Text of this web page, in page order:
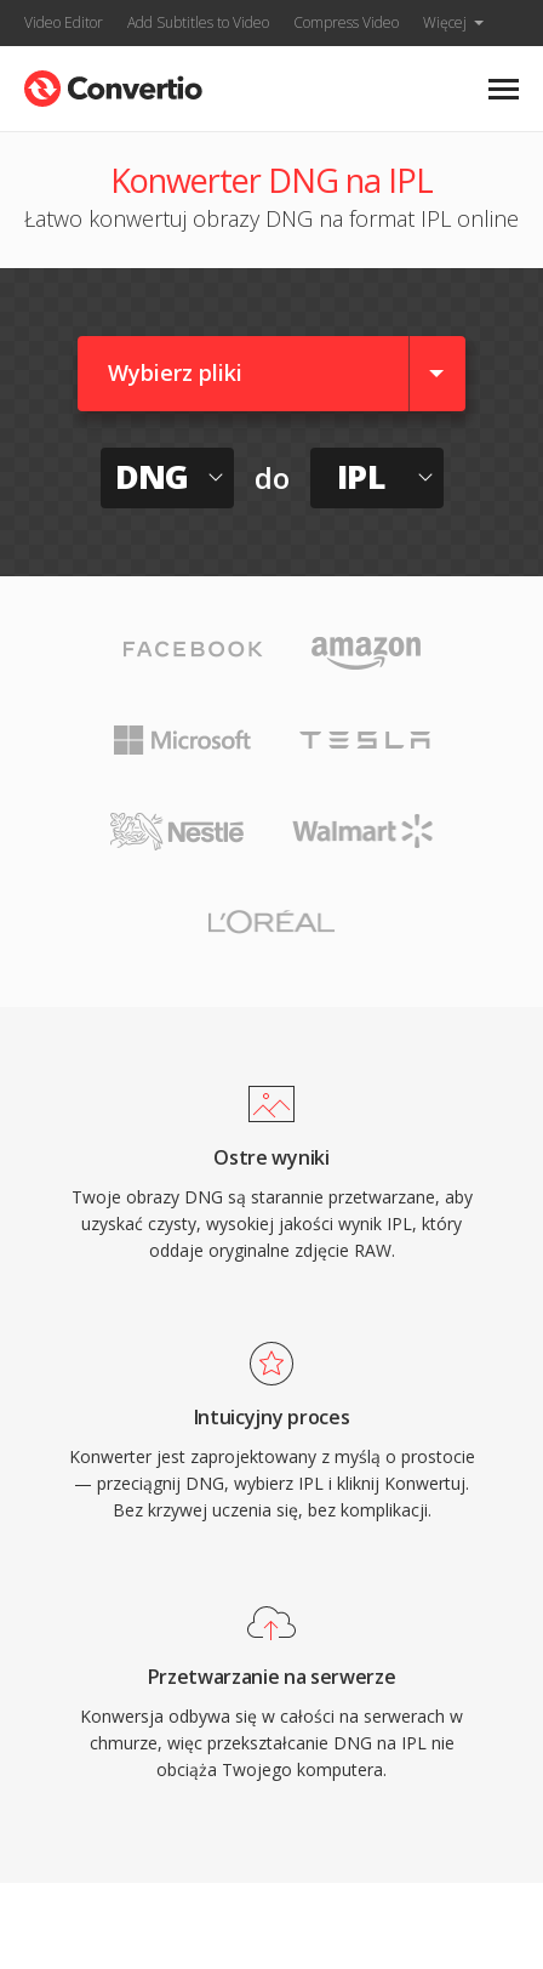
Video Editor Add Subtitles to Video Compress Video Więcej
Konwerter DNG na IPL
Łatwo konwertuj obrazy DNG na format IPL online
Wybierz pliki
DNG do IPL
Ostre wyniki
Twoje obrazy DNG są starannie przetwarzane, aby
uzyskać czysty, wysokiej jakości wynik IPL, który
oddaje oryginalne zdjęcie RAW.
Intuicyjny proces
Konwerter jest zaprojektowany z myślą o prostocie
— przeciągnij DNG, wybierz IPL i kliknij Konwertuj.
Bez krzywej uczenia się, bez komplikacji.
Przetwarzanie na serwerze
Konwersja odbywa się w całości na serwerach w
chmurze, więc przekształcanie DNG na IPL nie
obciąża Twojego komputera.